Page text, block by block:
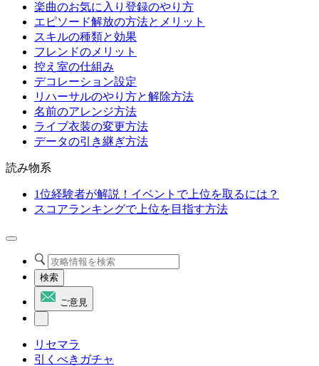
楽曲のお気に入り登録のやり方
エピソード解放の方法とメリット
スキルの種類と効果
フレンドのメリット
控え室の仕組み
デコレーション設定
リハーサルのやり方と解除方法
名前のアレンジ方法
ライブ衣装の変更方法
データの引き継ぎ方法
読み物系
1位経験者が解説！イベントで上位を取るには？
スコアランキングで上位を目指す方法
検索
ご意見
リセマラ
引くべきガチャ